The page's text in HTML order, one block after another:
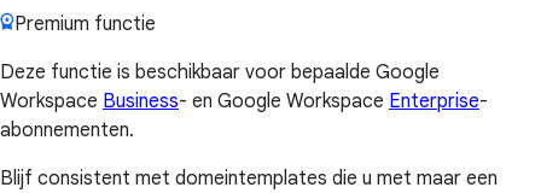
Premium functie
Deze functie is beschikbaar voor bepaalde Google
Workspace Business- en Google Workspace Enterprise-
abonnementen.
Blijf consistent met domeintemplates die u met maar een